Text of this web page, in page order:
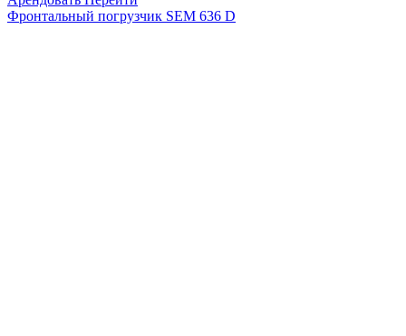
Фронтальный погрузчик SEM 636 D